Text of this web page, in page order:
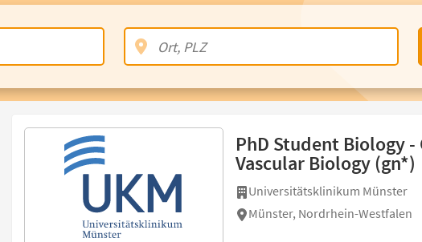
PhD Student Biology
Vascular Biology (gn*)
Universitätsklinikum Münster
Münster, Nordrhein-Westfalen